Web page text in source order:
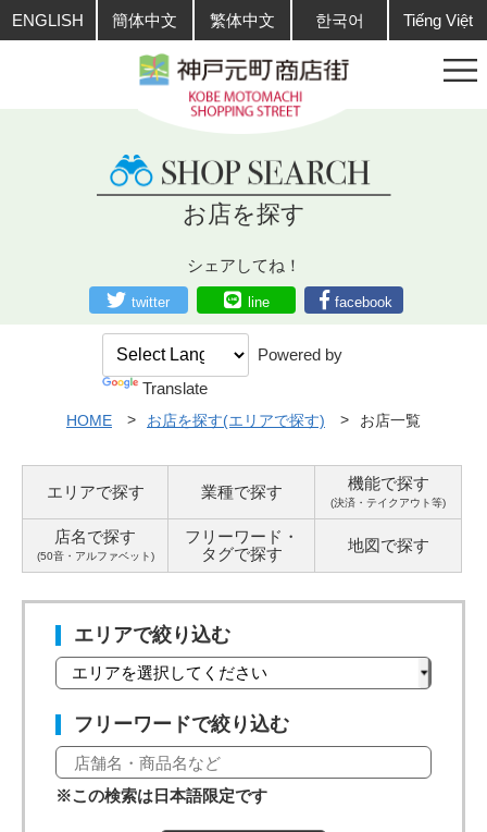
ENGLISH 簡体中文 繁体中文 한국어 Tiếng Việt
お店を探す
シェアしてね！
twitter line facebook
Powered by
Translate
HOME お店を探す(エリアで探す) お店一覧
エリアで探す 業種で探す 機能で探す
(決済・テイクアウト等)
店名で探す
(50音・アルファベット)
フリーワード・
タグで探す 地図で探す
エリアで絞り込む
フリーワードで絞り込む
※この検索は日本語限定です